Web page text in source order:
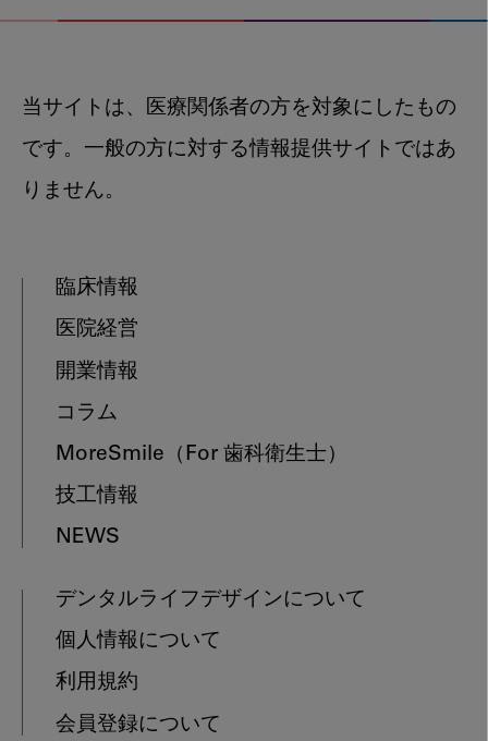
当サイトは、医療関係者の方を対象にしたもの
です。一般の方に対する情報提供サイトではあ
りません。
臨床情報
医院経営
開業情報
コラム
MoreSmile （For 歯科衛生士）
技工情報
NEWS
デンタルライフデザインについて
個人情報について
利用規約
会員登録について